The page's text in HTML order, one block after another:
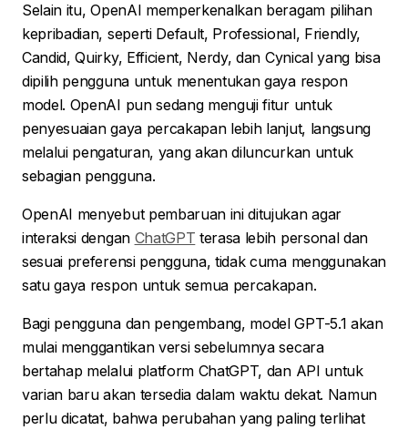
Selain itu, OpenAI memperkenalkan beragam pilihan
kepribadian, seperti Default, Professional, Friendly,
Candid, Quirky, Efficient, Nerdy, dan Cynical yang bisa
dipilih pengguna untuk menentukan gaya respon
model. OpenAI pun sedang menguji fitur untuk
penyesuaian gaya percakapan lebih lanjut, langsung
melalui pengaturan, yang akan diluncurkan untuk
sebagian pengguna.
OpenAI menyebut pembaruan ini ditujukan agar
interaksi dengan ChatGPT terasa lebih personal dan
sesuai preferensi pengguna, tidak cuma menggunakan
satu gaya respon untuk semua percakapan.
Bagi pengguna dan pengembang, model GPT-5.1 akan
mulai menggantikan versi sebelumnya secara
bertahap melalui platform ChatGPT, dan API untuk
varian baru akan tersedia dalam waktu dekat. Namun
perlu dicatat, bahwa perubahan yang paling terlihat